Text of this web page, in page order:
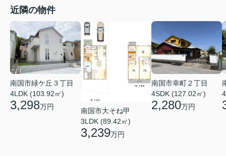
近隣の物件
南国市緑ケ丘３丁目
4LDK (103.92㎡)
3,298万円
南国市大そね甲
3LDK (89.42㎡)
3,239万円
南国市幸町２丁目
4SDK (127.02㎡)
2,280万円